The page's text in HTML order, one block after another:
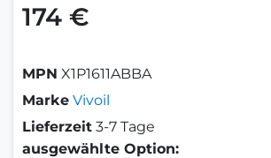
174 €
MPN X1P1611ABBA
Marke Vivoil
Lieferzeit 3-7 Tage
ausgewählte Option: